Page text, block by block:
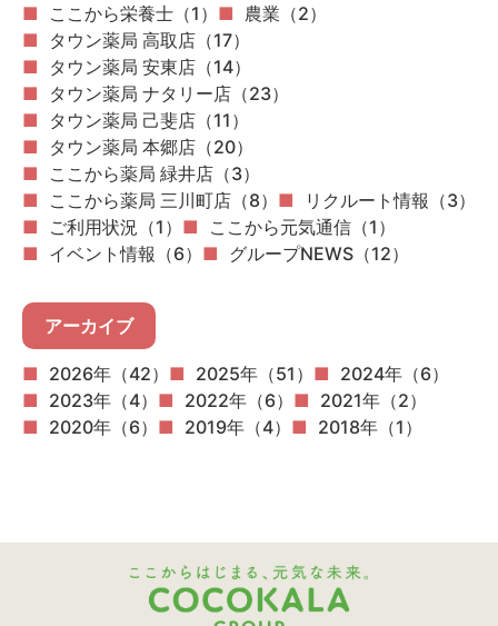
ここから栄養士（1）
農業（2）
タウン薬局 高取店（17）
タウン薬局 安東店（14）
タウン薬局 ナタリー店（23）
タウン薬局 己斐店（11）
タウン薬局 本郷店（20）
ここから薬局 緑井店（3）
ここから薬局 三川町店（8）
リクルート情報（3）
ご利用状況（1）
ここから元気通信（1）
イベント情報（6）
グループNEWS（12）
アーカイブ
2026年（42） 2025年（51）
2024年（6）
2023年（4）
2022年（6）
2021年（2）
2020年（6）
2019年（4） 2018年（1）